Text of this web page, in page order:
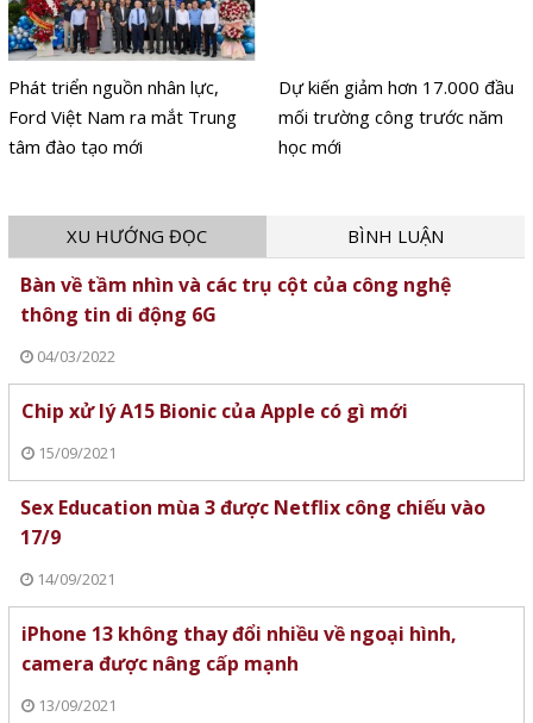
Phát triển nguồn nhân lực,
Ford Việt Nam ra mắt Trung
tâm đào tạo mới
Dự kiến giảm hơn 17.000 đầu
mối trường công trước năm
học mới
XU HƯỚNG ĐỌC BÌNH LUẬN
Bàn về tầm nhìn và các trụ cột của công nghệ
thông tin di động 6G
04/03/2022
Chip xử lý A15 Bionic của Apple có gì mới
15/09/2021
Sex Education mùa 3 được Netflix công chiếu vào
17/9
14/09/2021
iPhone 13 không thay đổi nhiều về ngoại hình,
camera được nâng cấp mạnh
13/09/2021